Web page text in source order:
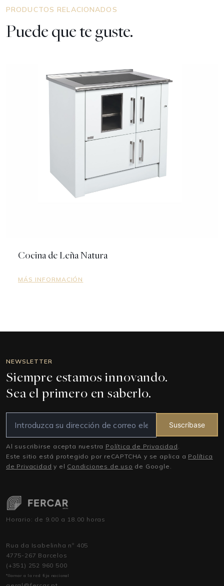
PRODUCTOS RELACIONADOS
Puede que te guste.
Cocina de Leña Natura
MÁS INFORMACIÓN
NEWSLETTER
Siempre estamos innovando.
Sea el primero en saberlo.
Suscríbase
Al suscribirse acepta nuestra Política de Privacidad .
Este sitio está protegido por reCAPTCHA y se aplica a Política
de Privacidad y el Condiciones de uso de Google.
Horario: de 9.00 a 18.00 horas
Rua da Isabelinha nº 405
4775-267 Barcelos
(+351) 252 960 500
*llamar a la red fija nacional